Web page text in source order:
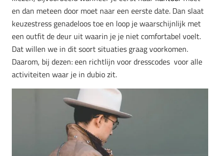
en dan meteen door moet naar een eerste date. Dan slaat
keuzestress genadeloos toe en loop je waarschijnlijk met
een outfit de deur uit waarin je je niet comfortabel voelt.
Dat willen we in dit soort situaties graag voorkomen.
Daarom, bij dezen: een richtlijn voor dresscodes voor alle
activiteiten waar je in dubio zit.